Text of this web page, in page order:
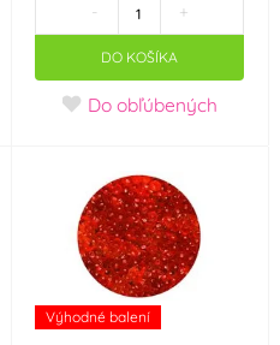
TH
NL
GB
- +
DO KOŠÍKA
Do obľúbených
Výhodné balení